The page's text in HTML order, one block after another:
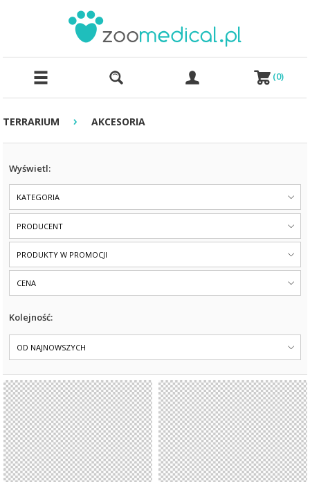
(0)
TERRARIUM › AKCESORIA
Wyświetl:
KATEGORIA
PRODUCENT
PRODUKTY W PROMOCJI
CENA
Kolejność:
OD NAJNOWSZYCH